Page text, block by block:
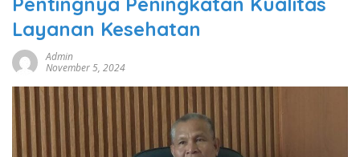
Layanan Kesehatan
Admin
November 5, 2024